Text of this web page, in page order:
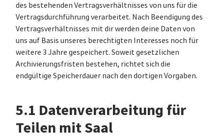
des bestehenden Vertragsverhältnisses von uns für die
Vertragsdurchführung verarbeitet. Nach Beendigung des
Vertragsverhältnisses mit dir werden deine Daten von
uns auf Basis unseres berechtigten Interesses noch für
weitere 3 Jahre gespeichert. Soweit gesetzlichen
Archivierungsfristen bestehen, richtet sich die
endgültige Speicherdauer nach den dortigen Vorgaben.
5.1 Datenverarbeitung für
Teilen mit Saal